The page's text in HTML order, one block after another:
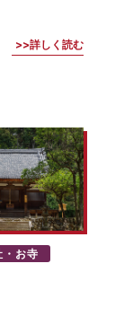
詳しく読む
・お寺